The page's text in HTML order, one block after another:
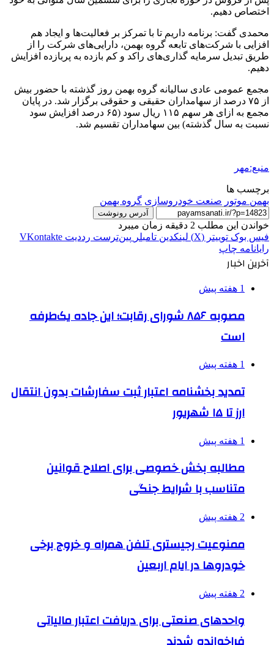
اختصاص دهیم.
محمدی گفت: برنامه داریم تا با تمرکز بر فعالیت‌ها و ایجاد هم
افزایی با شرکت‌های تابعه گروه بهمن، دارایی‌های شرکت را از
طریق تبدیل سرمایه گذاری‌های راکد و کم بازده به پربازده افزایش
دهیم.
مجمع عمومی عادی سالیانه گروه بهمن روز گذشته با حضور بیش
از ۷۵ درصد از سهامداران حقیقی و حقوقی برگزار شد. در پایان
مجمع به ازای هر سهم ۱۱۵ ریال سود (۶۵ درصد افزایش سود
نسبت به سال گذشته) بین سهامداران تقسیم شد.
منبع:مهر
برچسب ها
بهمن موتور صنعت خودروسازی گروه بهمن
آدرس رونوشت
خواندن این مطلب 2 دقیقه زمان میبرد
فیس بوک توییتر (X) لینکدین ‫تامبلر ‫پین‌ترست ‫رددیت ‫VKontakte
رایانامه چاپ
آخرین اخبار
1 هفته پیش
مصوبه ۸۵۶ شورای رقابت؛ این جاده یک‌طرفه
است
1 هفته پیش
تمدید بخشنامه اعتبار ثبت سفارشات بدون انتقال
ارز تا ۱۵ شهریور
1 هفته پیش
مطالبه بخش خصوصی برای اصلاح قوانین
متناسب با شرایط جنگی
2 هفته پیش
ممنوعیت رجیستری تلفن همراه و خروج برخی
خودروها در ایام اربعین
2 هفته پیش
واحدهای صنعتی برای دریافت اعتبار مالیاتی